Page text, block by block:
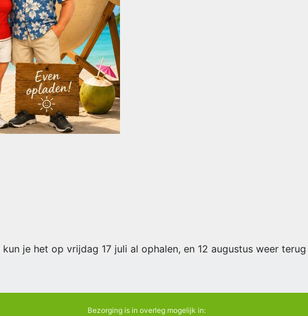
je het op vrijdag 17 juli al ophalen, en 12 augustus weer terug
Bezorging is in overleg mogelijk in: